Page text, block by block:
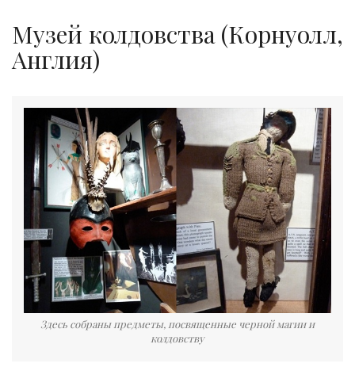
Музей колдовства (Корнуолл,
Англия)
Здесь собраны предметы, посвященные черной магии и
колдовству